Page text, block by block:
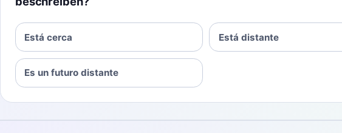
Está cerca Está distante
Es un futuro distante